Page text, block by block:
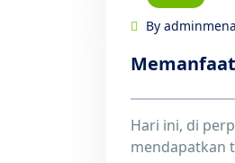
6
By
Hari ini, di
mendapatkan